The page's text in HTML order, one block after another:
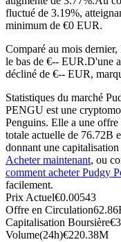
Futures utilisant
Copie de Trading
Rejoignez les
fluctué de 3.19%,
minimum de €0 EUR.
Comparé au mois
le bas de €-- EUR.D'une
décliné de €-- EUR,
Statistiques du marché
PENGU est une
Penguins. Elle a une
totale actuelle de 76.72B
donnant une
Acheter maintenant, ou
comment acheter Pudgy
facilement.
Prix Actuel€0.00543
Offre en Circulation
Capitalisation Boursière€
Volume(24h)€220.38M